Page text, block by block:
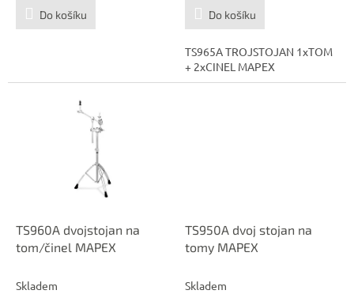
Do košíku Do košíku
TS965A TROJSTOJAN 1xTOM
+ 2xCINEL MAPEX
TS960A dvojstojan na
tom/činel MAPEX
Skladem
TS950A dvoj stojan na
tomy MAPEX
Skladem